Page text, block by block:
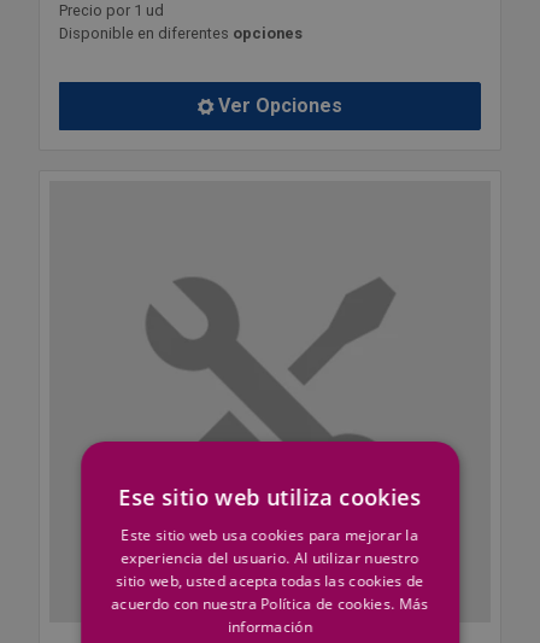
Precio por 1 ud
Disponible en diferentes opciones
Ver Opciones
Ese sitio web utiliza cookies
Este sitio web usa cookies para mejorar la
experiencia del usuario. Al utilizar nuestro
sitio web, usted acepta todas las cookies de
acuerdo con nuestra Política de cookies. Más
información